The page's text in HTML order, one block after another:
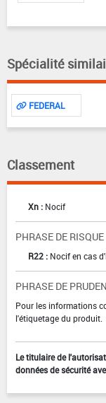
Spécialité
FEDERAL
Classement
Xn : Nocif
PHRASE DE RISQUE
R22 : Nocif en cas
PHRASE DE
Pour les informations
l'étiquetage du produit.
Le titulaire de
données de sécurité